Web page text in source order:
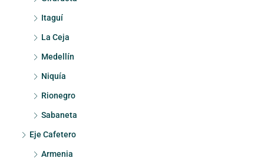
Itaguí
La Ceja
Medellín
Niquía
Rionegro
Sabaneta
Eje Cafetero
Armenia